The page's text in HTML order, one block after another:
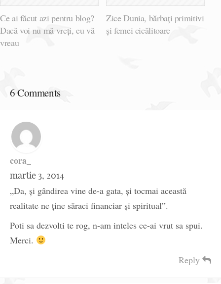
Ce ai făcut azi pentru blog?
Dacă voi nu mă vreți, eu vă
vreau
Zice Dunia, bărbați primitivi
și femei cicălitoare
6 Comments
cora_
martie 3, 2014
„Da, și gândirea vine de-a gata, și tocmai această
realitate ne ține săraci financiar și spiritual”.
Poti sa dezvolti te rog, n-am inteles ce-ai vrut sa spui.
Merci.
Reply